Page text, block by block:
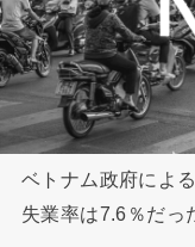
ベトナム政府によ
失業率は7.6％だっ